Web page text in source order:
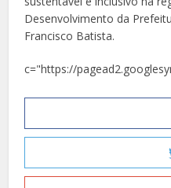
Desenvolvimento da
Francisco Batista.
c="https://